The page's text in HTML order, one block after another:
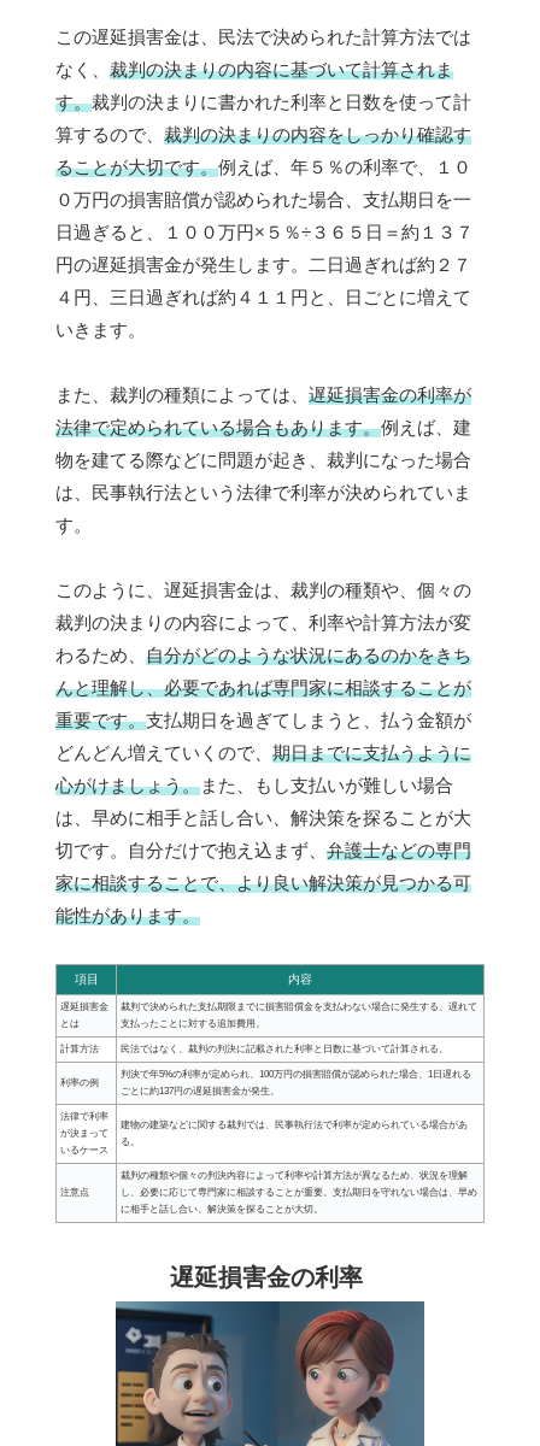
この遅延損害金は、民法で決められた計算方法では
なく、 裁判の決まりの内容に基づいて計算されま
す。裁判の決まりに書かれた利率と日数を使って計
算するので、 裁判の決まりの内容をしっかり確認す
ることが大切です。例えば、年５％の利率で、１０
０万円の損害賠償が認められた場合、支払期日を一
日過ぎると、１００万円×５％÷３６５日＝約１３７
円の遅延損害金が発生します。二日過ぎれば約２７
４円、三日過ぎれば約４１１円と、日ごとに増えて
いきます。
また、裁判の種類によっては、 遅延損害金の利率が
法律で定められている場合もあります。例えば、建
物を建てる際などに問題が起き、裁判になった場合
は、民事執行法という法律で利率が決められていま
す。
このように、遅延損害金は、裁判の種類や、個々の
裁判の決まりの内容によって、利率や計算方法が変
わるため、 自分がどのような状況にあるのかをきち
んと理解し、必要であれば専門家に相談することが
重要です。支払期日を過ぎてしまうと、払う金額が
どんどん増えていくので、 期日までに支払うように
心がけましょう。また、もし支払いが難しい場合
は、早めに相手と話し合い、解決策を探ることが大
切です。自分だけで抱え込まず、 弁護士などの専門
家に相談することで、より良い解決策が見つかる可
能性があります。
項目 内容
遅延損害金
とは
裁判で決められた支払期限までに損害賠償金を支払わない場合に発生する、遅れて
支払ったことに対する追加費用。
計算方法 民法ではなく、裁判の判決に記載された利率と日数に基づいて計算される。
利率の例
判決で年5%の利率が定められ、100万円の損害賠償が認められた場合、1日遅れる
ごとに約137円の遅延損害金が発生。
法律で利率
が決まって
いるケース
建物の建築などに関する裁判では、民事執行法で利率が定められている場合があ
る。
注意点
裁判の種類や個々の判決内容によって利率や計算方法が異なるため、状況を理解
し、必要に応じて専門家に相談することが重要。支払期日を守れない場合は、早め
に相手と話し合い、解決策を探ることが大切。
遅延損害金の利率